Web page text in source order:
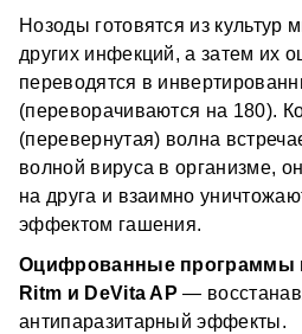
теле
Пей 1–1,5 л воды без газа в
организму быстрее
Перед водными процедурами
Для усиления эффекта
носить до 3-х медальонов
Для продления курса
месяцев, воспользуйтесь
медальоном или перейдите на
экологичный способ
*не является медицинским изделием
_________
DeMatrix — 14
медальонов для точечной
Компактное носимое
взаимодействует с
организма и активирует
самовосстановления.
Как это работает?
Нозоды готовятся из культур
других инфекций, а затем их
переводятся в
(переворачиваются на 180).
(перевернутая) волна
волной вируса в организме,
на друга и взаимно
эффектом гашения.
Оцифрованные программы
Ritm и DeVita AP —
антипаразитарный эффекты.